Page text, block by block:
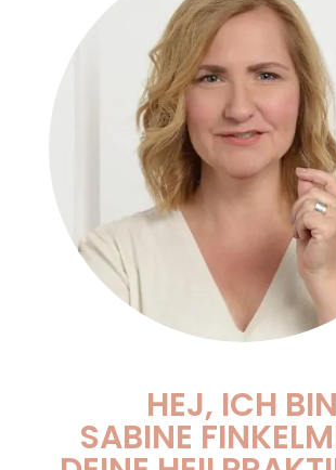
HEJ, ICH BIN
SABINE